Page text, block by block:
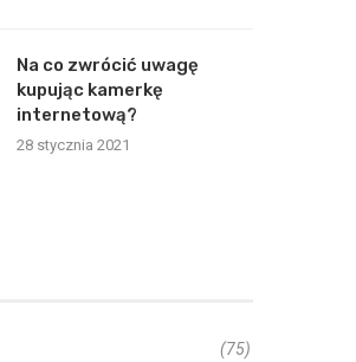
Na co zwrócić uwagę
kupując kamerkę
internetową?
28 stycznia 2021
(75)